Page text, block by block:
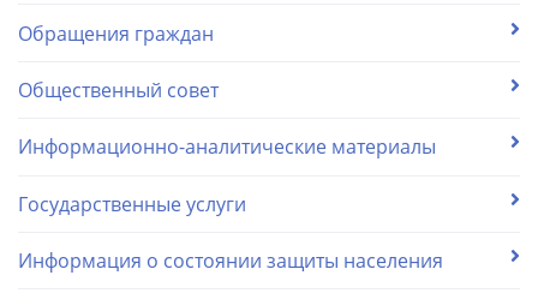
Обращения граждан
Общественный совет
Информационно-аналитические материалы
Государственные услуги
Информация о состоянии защиты населения